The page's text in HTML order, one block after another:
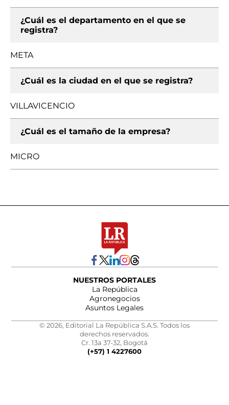
¿Cuál es el departamento en el que se
registra?
META
¿Cuál es la ciudad en el que se registra?
VILLAVICENCIO
¿Cuál es el tamaño de la empresa?
MICRO
NUESTROS PORTALES
La República
Agronegocios
Asuntos Legales
© 2026, Editorial La República S.A.S. Todos los
derechos reservados.
Cr. 13a 37-32, Bogotá
(+57) 1 4227600